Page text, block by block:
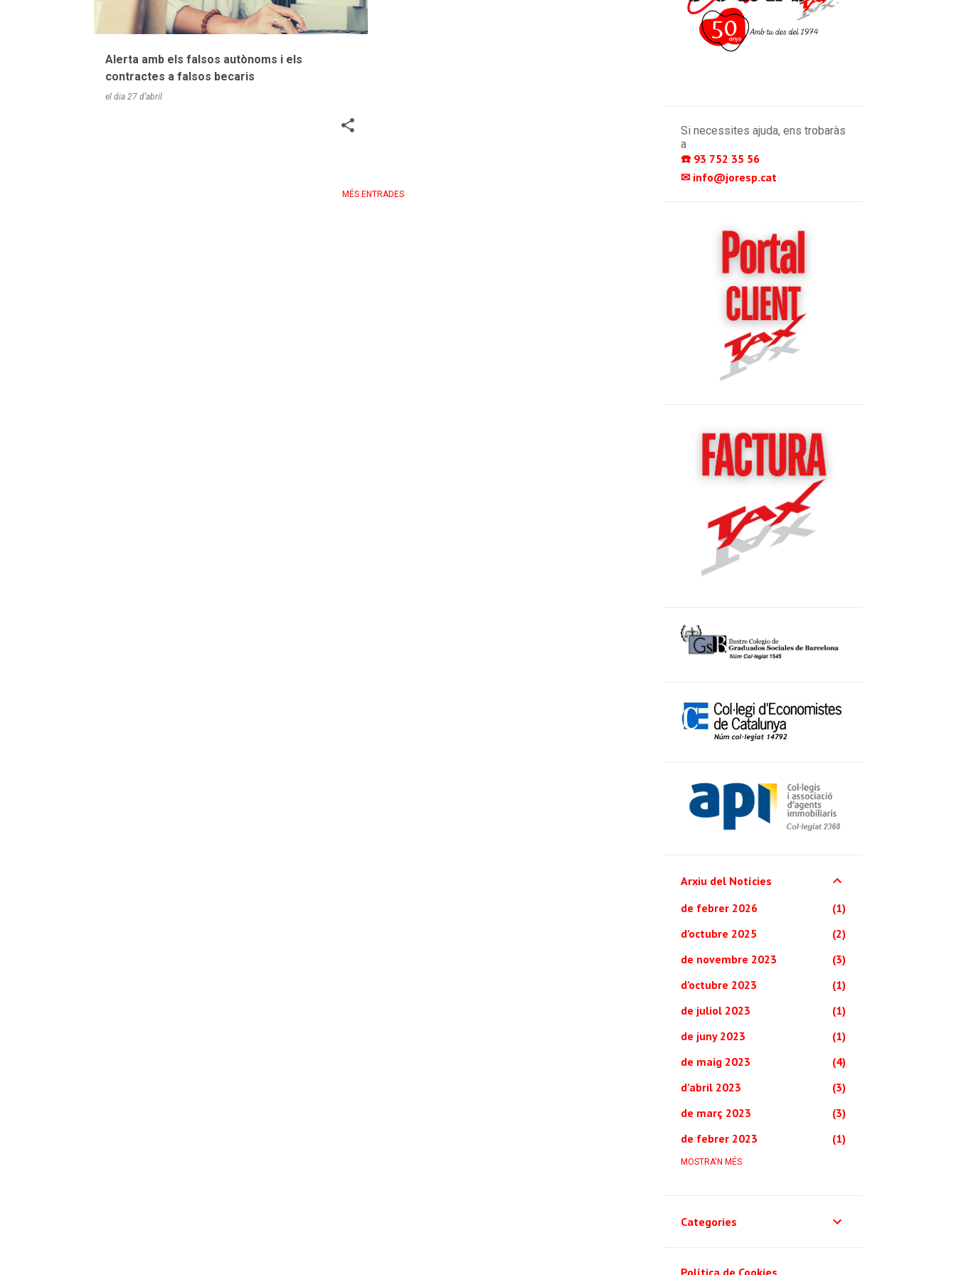
a
d
Alerta amb els falsos autònoms i els
contractes a falsos becaris
el dia 27 d’abril
MÉS ENTRADES
Si necessites ajuda, ens trobaràs
a
☎️ 93 752 35 56
✉ info@joresp.cat
Arxiu del Notícies
de febrer 2026
1
d’octubre 2025
2
de novembre 2023
3
d’octubre 2023
1
de juliol 2023
1
de juny 2023
1
de maig 2023
4
d’abril 2023
3
de març 2023
3
de febrer 2023
1
de novembre 2022
d’abril 2022
1
de febrer 2022
MOSTRA'N MÉS
Categories
Política de Cookies